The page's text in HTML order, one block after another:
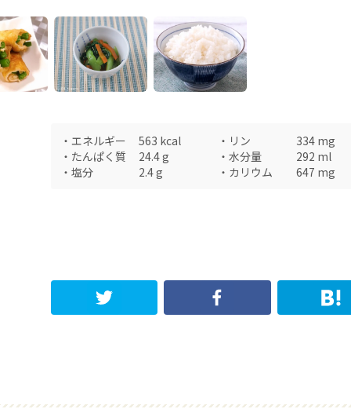
・ エネルギー 563 kcal ・ リン 334 mg
・ たんぱく質 24.4g ・ 水分量 292 ml
・ 塩分 2.4g ・ カリウム 647 mg